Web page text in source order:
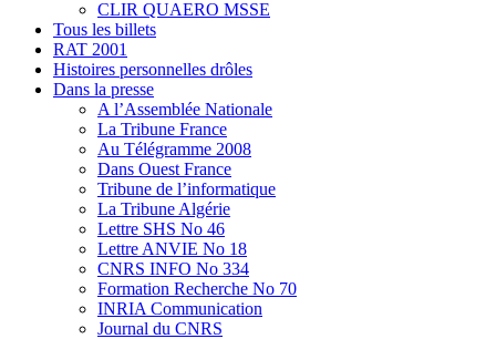
CLIR QUAERO MSSE
Tous les billets
RAT 2001
Histoires personnelles drôles
Dans la presse
A l’Assemblée Nationale
La Tribune France
Au Télégramme 2008
Dans Ouest France
Tribune de l’informatique
La Tribune Algérie
Lettre SHS No 46
Lettre ANVIE No 18
CNRS INFO No 334
Formation Recherche No 70
INRIA Communication
Journal du CNRS